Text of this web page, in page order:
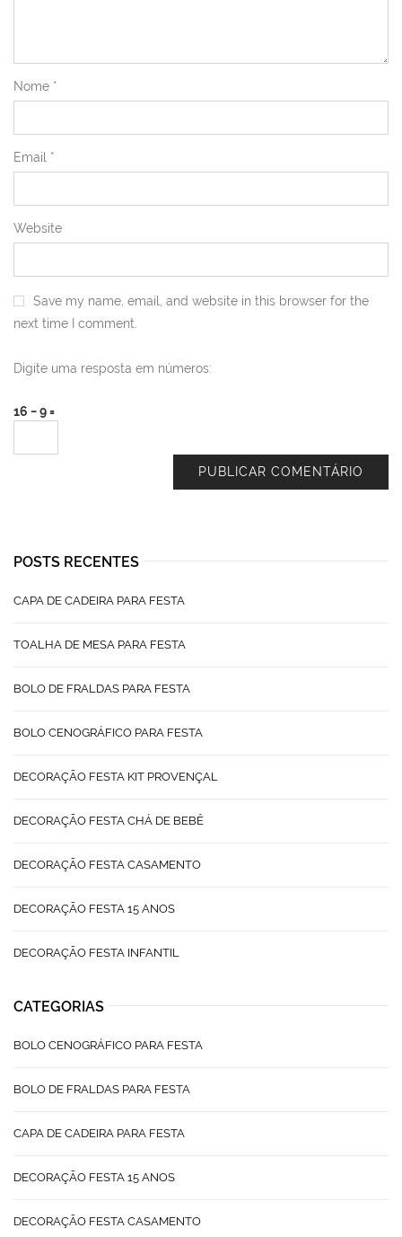
Nome *
Email *
Website
Save my name, email, and website in this browser for the
next time I comment.
Digite uma resposta em números:
16 − 9 =
POSTS RECENTES
CAPA DE CADEIRA PARA FESTA
TOALHA DE MESA PARA FESTA
BOLO DE FRALDAS PARA FESTA
BOLO CENOGRÁFICO PARA FESTA
DECORAÇÃO FESTA KIT PROVENÇAL
DECORAÇÃO FESTA CHÁ DE BEBÊ
DECORAÇÃO FESTA CASAMENTO
DECORAÇÃO FESTA 15 ANOS
DECORAÇÃO FESTA INFANTIL
CATEGORIAS
BOLO CENOGRÁFICO PARA FESTA
BOLO DE FRALDAS PARA FESTA
CAPA DE CADEIRA PARA FESTA
DECORAÇÃO FESTA 15 ANOS
DECORAÇÃO FESTA CASAMENTO